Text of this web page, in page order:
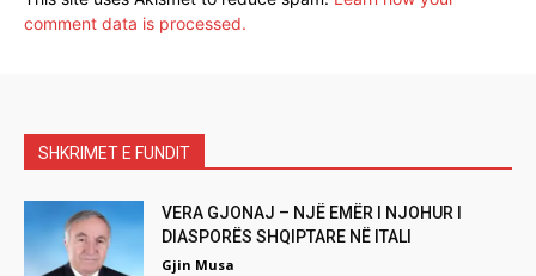
comment data is processed.
SHKRIMET E FUNDIT
VERA GJONAJ – NJË EMËR I NJOHUR I
DIASPORËS SHQIPTARE NË ITALI
Gjin Musa